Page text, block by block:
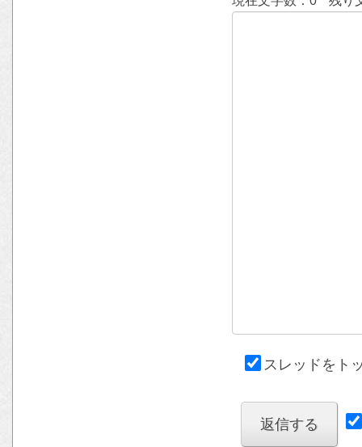
スレッドをト